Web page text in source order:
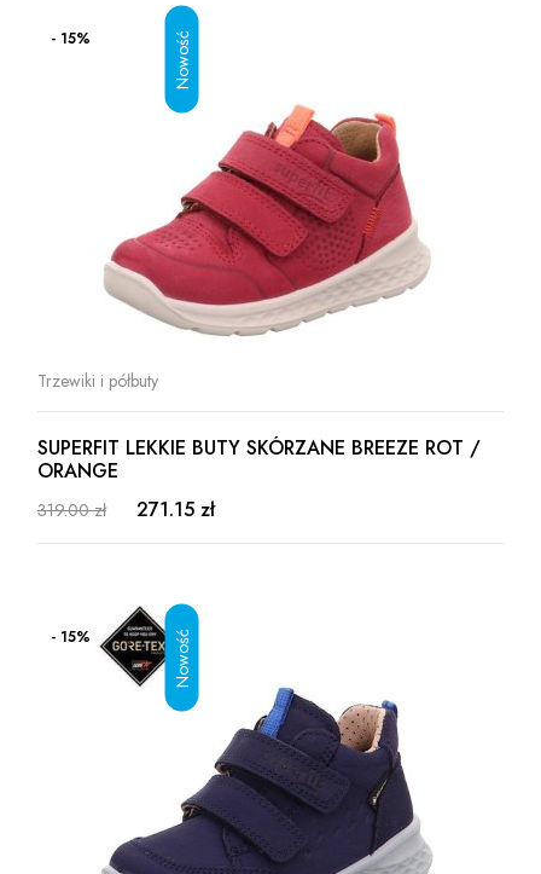
- 15%
Trzewiki i półbuty
SUPERFIT LEKKIE BUTY SKÓRZANE BREEZE ROT /
ORANGE
319.00 zł 271.15 zł
- 15%